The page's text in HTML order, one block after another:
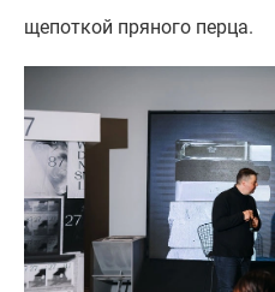
щепоткой пряного перца.